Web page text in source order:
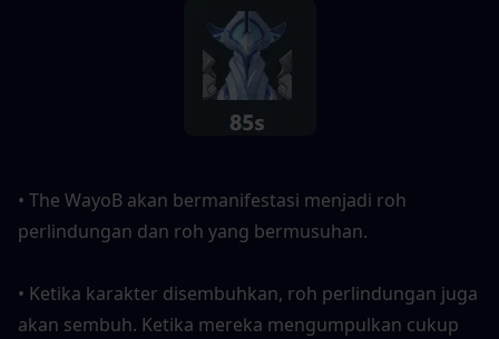
• The WayoB akan bermanifestasi menjadi roh
perlindungan dan roh yang bermusuhan.
• Ketika karakter disembuhkan, roh perlindungan juga
akan sembuh. Ketika mereka mengumpulkan cukup